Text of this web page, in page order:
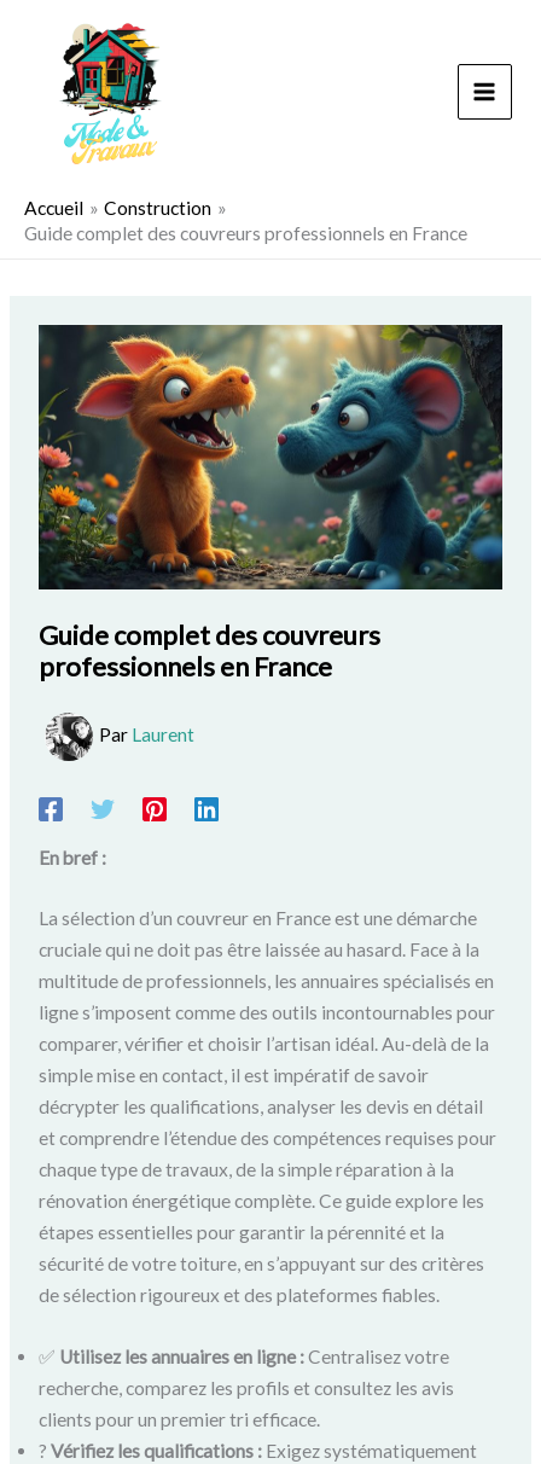
Accueil
Construction
Guide complet des couvreurs professionnels en France
Guide complet des couvreurs
professionnels en France
Par Laurent
En bref :
La sélection d’un couvreur en France est une démarche
cruciale qui ne doit pas être laissée au hasard. Face à la
multitude de professionnels, les annuaires spécialisés en
ligne s’imposent comme des outils incontournables pour
comparer, vérifier et choisir l’artisan idéal. Au-delà de la
simple mise en contact, il est impératif de savoir
décrypter les qualifications, analyser les devis en détail
et comprendre l’étendue des compétences requises pour
chaque type de travaux, de la simple réparation à la
rénovation énergétique complète. Ce guide explore les
étapes essentielles pour garantir la pérennité et la
sécurité de votre toiture, en s’appuyant sur des critères
de sélection rigoureux et des plateformes fiables.
✅ Utilisez les annuaires en ligne :Centralisez votre
recherche, comparez les profils et consultez les avis
clients pour un premier tri efficace.
?Vérifiez les qualifications : Exigez systématiquement